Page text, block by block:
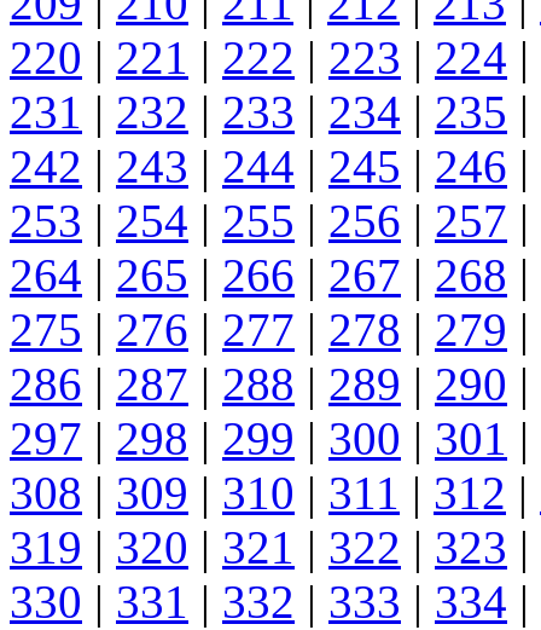
220 | 221 | 222 | 223 | 224 |
231 | 232 | 233 | 234 | 235 |
242 | 243 | 244 | 245 | 246 |
253 | 254 | 255 | 256 | 257 |
264 | 265 | 266 | 267 | 268 |
275 | 276 | 277 | 278 | 279 |
286 | 287 | 288 | 289 | 290 |
297 | 298 | 299 | 300 | 301 |
308 | 309 | 310 | 311 | 312 |
319 | 320 | 321 | 322 | 323 |
330 | 331 | 332 | 333 | 334 |